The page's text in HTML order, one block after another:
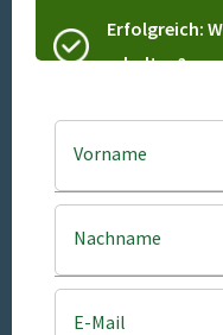
Erfolgreich:
erhalten?
Vorname
Nachname
E-Mail